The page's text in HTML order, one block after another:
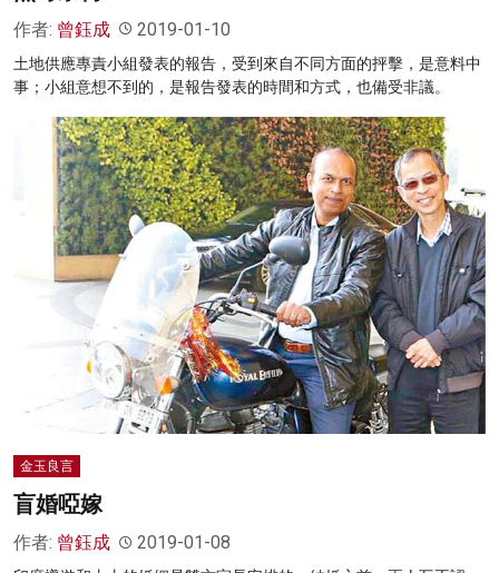
作者: 曾鈺成 2019-01-10
土地供應專責小組發表的報告，受到來自不同方面的抨擊，是意料中
事；小組意想不到的，是報告發表的時間和方式，也備受非議。
金玉良言
盲婚啞嫁
作者: 曾鈺成 2019-01-08